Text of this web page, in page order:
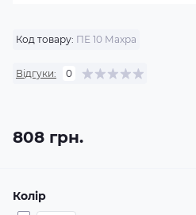
Код товару: ПЕ 10 Махра
Відгуки: 0
808 грн.
Колір